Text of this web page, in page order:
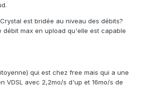
est bridée au niveau des débits?
débit max en upload qu'elle est capable
qui est chez free mais qui a une
VDSL avec 2,2mo/s d'up et 16mo/s de